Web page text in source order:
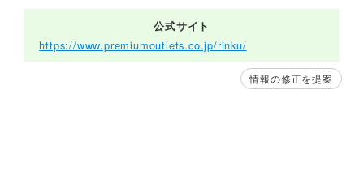
公式サイト
https://www.premiumoutlets.co.jp/rinku/
情報の修正を提案